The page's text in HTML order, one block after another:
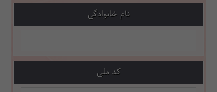
نام خانوادگی
کد ملی